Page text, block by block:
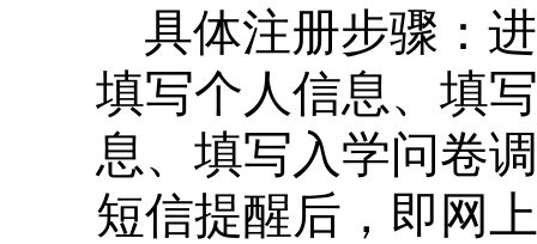
具体注册步骤：
填写个人信息、填
息、填写入学问卷
短信提醒后，即网